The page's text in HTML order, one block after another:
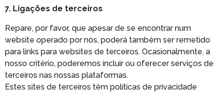
7. Ligações de terceiros
Repare, por favor, que apesar de se encontrar num
website operado por nós, poderá também ser remetido
para links para websites de terceiros. Ocasionalmente, a
nosso critério, poderemos incluir ou oferecer serviços de
terceiros nas nossas plataformas.
Estes sites de terceiros têm políticas de privacidade